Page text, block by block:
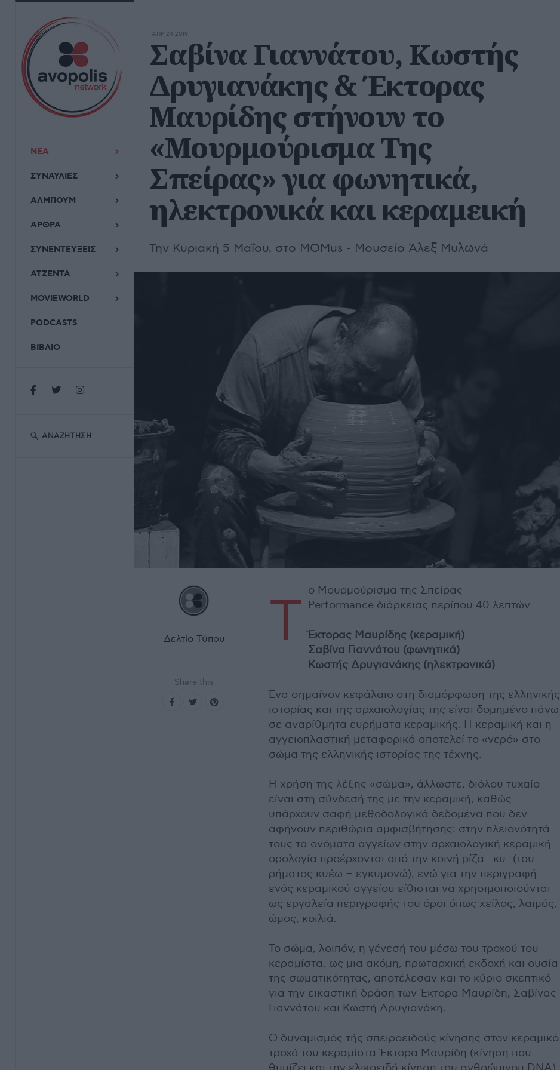
ΝΕΑ
ΣΥΝΑΥΛΙΕΣ
ΑΛΜΠΟΥΜ
ΑΡΘΡΑ
ΣΥΝΕΝΤΕΥΞΕΙΣ
ΑΤΖΕΝΤΑ
MOVIEWORLD
PODCASTS
ΒΙΒΛΙΟ
ΑΝΑΖΉΤΗΣΗ
ΑΠΡ 24,2019
Σαβίνα Γιαννάτου, Κωστής
Δρυγιανάκης & Έκτορας
Μαυρίδης στήνουν το
«Μουρμούρισμα Της
Σπείρας» για φωνητικά,
ηλεκτρονικά και κεραμεική
Την Κυριακή 5 Μαΐου, στο MOMus - Μουσείο Άλεξ Μυλωνά
Δελτίο Τύπου
Share this
Τ
ο Μουρμούρισμα της Σπείρας
Performance διάρκειας περίπου 40 λεπτών
Έκτορας Μαυρίδης (κεραμική)
Σαβίνα Γιαννάτου (φωνητικά)
Κωστής Δρυγιανάκης (ηλεκτρονικά)
Ένα σημαίνον κεφάλαιο στη διαμόρφωση της ελληνικής
ιστορίας και της αρχαιολογίας της είναι δομημένο πάνω
σε αναρίθμητα ευρήματα κεραμικής. Η κεραμική και η
αγγειοπλαστική μεταφορικά αποτελεί το «νερό» στο
σώμα της ελληνικής ιστορίας της τέχνης.
Η χρήση της λέξης «σώμα», άλλωστε, διόλου τυχαία
είναι στη σύνδεσή της με την κεραμική, καθώς
υπάρχουν σαφή μεθοδολογικά δεδομένα που δεν
αφήνουν περιθώρια αμφισβήτησης: στην πλειονότητά
τους τα ονόματα αγγείων στην αρχαιολογική κεραμική
ορολογία προέρχονται από την κοινή ρίζα -κυ- (του
ρήματος κυέω = εγκυμονώ), ενώ για την περιγραφή
ενός κεραμικού αγγείου είθισται να χρησιμοποιούνται
ως εργαλεία περιγραφής του όροι όπως χείλος, λαιμός,
ώμος, κοιλιά.
Το σώμα, λοιπόν, η γένεσή του μέσω του τροχού του
κεραμίστα, ως μια ακόμη, πρωταρχική εκδοχή και ουσία
της σωματικότητας, αποτέλεσαν και το κύριο σκεπτικό
για την εικαστική δράση των Έκτορα Μαυρίδη, Σαβίνας
Γιαννάτου και Κωστή Δρυγιανάκη.
Ο δυναμισμός τής σπειροειδούς κίνησης στον κεραμικό
τροχό του κεραμίστα Έκτορα Μαυρίδη (κίνηση που